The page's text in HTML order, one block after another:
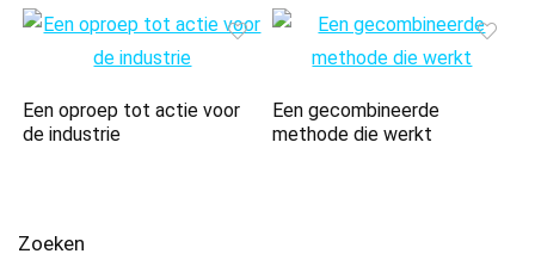
Een oproep tot actie voor
de industrie
Een gecombineerde
methode die werkt
Zoeken